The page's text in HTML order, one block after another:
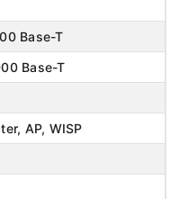
tốc độ truyền tải cao
thời lên đến
quán cà phê.
Base-T
Base-T
AP, WISP